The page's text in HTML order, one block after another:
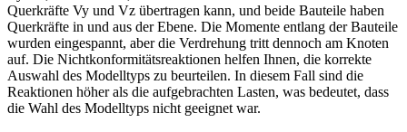
Querkräfte Vy und Vz übertragen kann, und beide Bauteile haben
Querkräfte in und aus der Ebene. Die Momente entlang der Bauteile
wurden eingespannt, aber die Verdrehung tritt dennoch am Knoten
auf. Die Nichtkonformitätsreaktionen helfen Ihnen, die korrekte
Auswahl des Modelltyps zu beurteilen. In diesem Fall sind die
Reaktionen höher als die aufgebrachten Lasten, was bedeutet, dass
die Wahl des Modelltyps nicht geeignet war.